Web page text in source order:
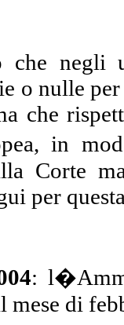
che
o nulle
che
in
Corte
per
:
mese di